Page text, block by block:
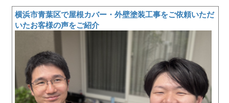
横浜市青葉区で屋根カバー・外壁塗装工事をご依頼いただ
いたお客様の声をご紹介